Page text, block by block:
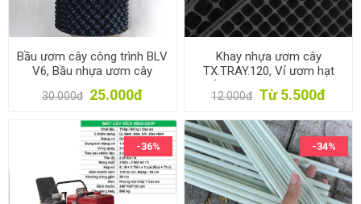
Bầu ươm cây công trình BLV
V6, Bầu nhựa ươm cây
thông minh dày 0.7 mm
30.000đ 25.000đ
Khay nhựa ươm cây
TX.TRAY.120, Vỉ ươm hạt
giống, Khay gieo hạt, ươm
hạt rau hoa
12.000đ Từ 5.500đ
-36% -34%